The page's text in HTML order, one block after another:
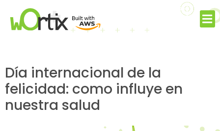
Día internacional de la
felicidad: como influye en
nuestra salud